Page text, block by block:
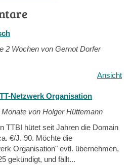
2 Wochen von Gernot Dorfer
Ansicht
Netzwerk Organisation
Monate von Holger Hüttemann
TTBI hütet seit Jahren die Domain
€/J. 90. Möchte die
Organisation" evtl. übernehmen,
gekündigt, und fällt...